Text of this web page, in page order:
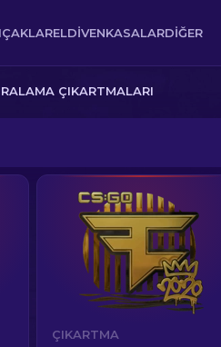
ELDIVENKASALARDIĞER
ÇIKARTMALARI
ÇIKARTMA